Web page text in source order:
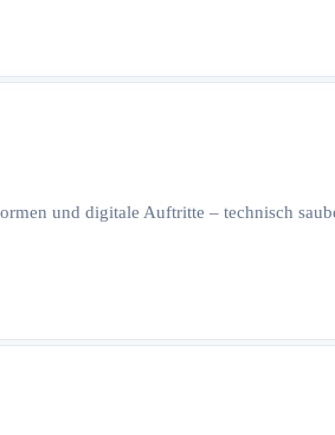
und digitale Auftritte – technisch